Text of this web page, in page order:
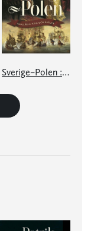
Sverige–Polen : 1000 år av krig och kärlek